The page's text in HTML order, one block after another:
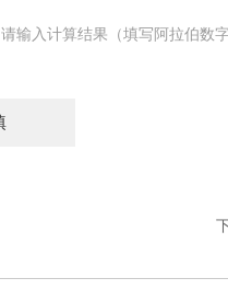
请输入计算结果（填写阿拉伯数